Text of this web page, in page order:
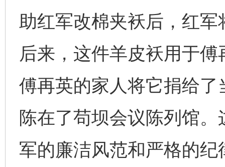
助红军改棉夹袄后，红
后来，这件羊皮袄用于
傅再英的家人将它捐给
陈在了苟坝会议陈列馆
军的廉洁风范和严格的